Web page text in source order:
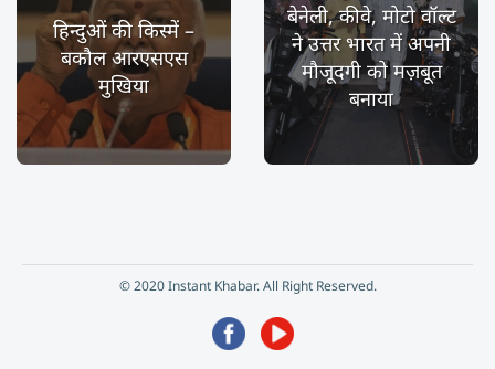
हिन्दुओं की किस्में –
बकौल आरएसएस
मुखिया
बेनेली, कीवे, मोटो वॉल्ट
ने उत्तर भारत में अपनी
मौजूदगी को मज़बूत
बनाया
© 2020 Instant Khabar. All Right Reserved.